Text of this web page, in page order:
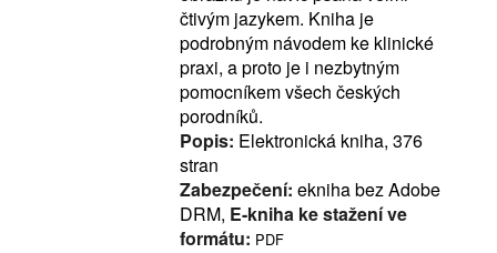
čtivým jazykem. Kniha je
podrobným návodem ke klinické
praxi, a proto je i nezbytným
pomocníkem všech českých
porodníků.
Popis: Elektronická kniha, 376
stran
Zabezpečení: ekniha bez Adobe
DRM, E-kniha ke stažení ve
formátu: PDF